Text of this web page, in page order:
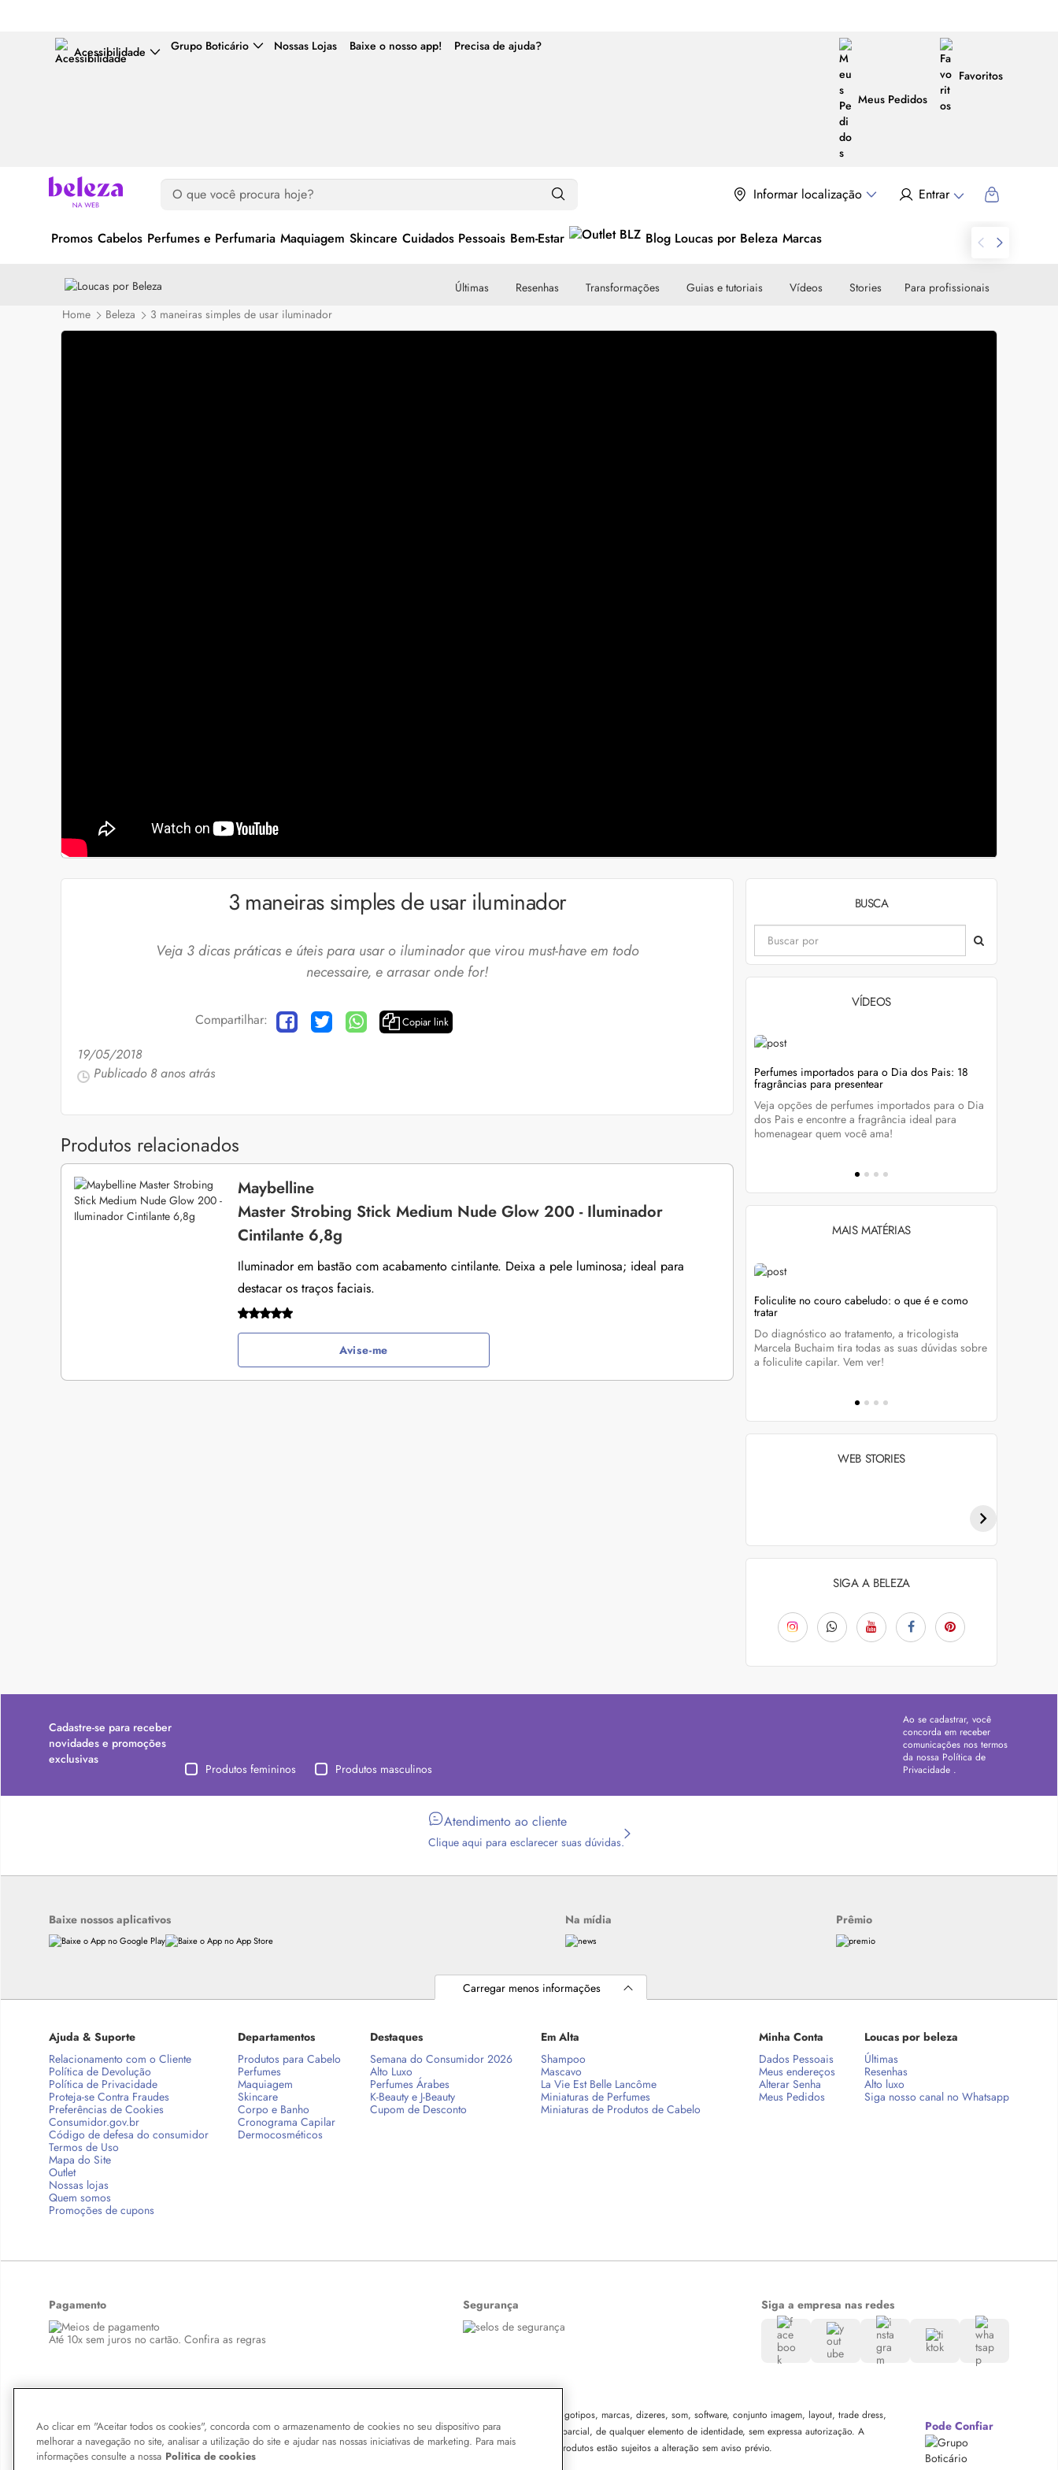
Acessibilidade Grupo Boticário Nossas Lojas Baixe o nosso app! Precisa de ajuda?
Meus Pedidos
Favoritos
Informar localização Entrar
Promos Cabelos Perfumes e Perfumaria Maquiagem Skincare Cuidados Pessoais Bem-Estar Blog Loucas por Beleza Marcas
Últimas Resenhas Transformações Guias e tutoriais Vídeos Stories
Para profissionais
Home
Beleza 3 maneiras simples de usar iluminador
3 maneiras simples de usar iluminador
Veja 3 dicas práticas e úteis para usar o iluminador que virou must-have em todo
necessaire, e arrasar onde for!
Compartilhar: Copiar link
19/05/2018
Publicado8 anos atrás
Produtos relacionados
Maybelline
Master Strobing Stick Medium Nude Glow 200 - Iluminador
Cintilante 6,8g
Iluminador em bastão com acabamento cintilante. Deixa a pele luminosa; ideal para
destacar os traços faciais.
Avise-me
BUSCA
VÍDEOS
comum, e a boa notícia é que é possível tratá-lo e
Perfumes importados para o Dia dos Pais: 18
fragrâncias para presentear
Veja opções de perfumes importados para o Dia
dos Pais e encontre a fragrância ideal para
homenagear quem você ama!
MAIS MATÉRIAS
Bond Repair: o que é a tecnologia e como ela
reverte os danos do cabelo
Com proposta de reparação profunda, entenda
como Bond Repair age nos cabelos danificados e
Foliculite no couro cabeludo: o que é e como
tratar
Do diagnóstico ao tratamento, a tricologista
Marcela Buchaim tira todas as suas dúvidas sobre
a foliculite capilar. Vem ver!
WEB STORIES
para 2026
SIGA A BELEZA
Cadastre-se para receber
novidades e promoções
exclusivas
Produtos femininos Produtos masculinos
Ao se cadastrar, você
concorda em receber
comunicações nos termos
da nossa Política de
Privacidade .
Atendimento ao cliente
Clique aqui para esclarecer suas dúvidas.
Baixe nossos aplicativos Na mídia Prêmio
Carregar menos informações
Ajuda & Suporte
Relacionamento com o Cliente
Política de Devolução
Política de Privacidade
Proteja-se Contra Fraudes
Preferências de Cookies
Consumidor.gov.br
Código de defesa do consumidor
Termos de Uso
Mapa do Site
Outlet
Nossas lojas
Quem somos
Promoções de cupons
Departamentos
Produtos para Cabelo
Perfumes
Maquiagem
Skincare
Corpo e Banho
Cronograma Capilar
Dermocosméticos
Destaques
Semana do Consumidor 2026
Alto Luxo
Perfumes Árabes
K-Beauty e J-Beauty
Cupom de Desconto
Em Alta
Shampoo
Mascavo
La Vie Est Belle Lancôme
Miniaturas de Perfumes
Miniaturas de Produtos de Cabelo
Minha Conta
Dados Pessoais
Meus endereços
Alterar Senha
Meus Pedidos
Loucas por beleza
Últimas
Resenhas
Alto luxo
Siga nosso canal no Whatsapp
Pagamento
Até 10x sem juros no cartão. Confira as regras
Segurança Siga a empresa nas redes
Copyright © 2026 BelezaNaWeb.com.br. Todos os direitos reservados. Todo o conteúdo do site, todas as fotos, imagens, logotipos, marcas, dizeres, som, software, conjunto imagem, layout, trade dress,
aqui veiculados são de propriedade exclusiva da Boticário Produto de Beleza Ltda. É vedada qualquer reprodução, total ou parcial, de qualquer elemento de identidade, sem expressa autorização. A
violação de qualquer direito mencionado implicará na responsabilização cível e criminal nos termos da Lei. Os preços dos produtos estão sujeitos a alteração sem aviso prévio.
Pode Confiar
Ao clicar em "Aceitar todos os cookies", concorda com o armazenamento de cookies no seu dispositivo para
melhorar a navegação no site, analisar a utilização do site e ajudar nas nossas iniciativas de marketing. Para mais
informações consulte a nossa Politica de cookies